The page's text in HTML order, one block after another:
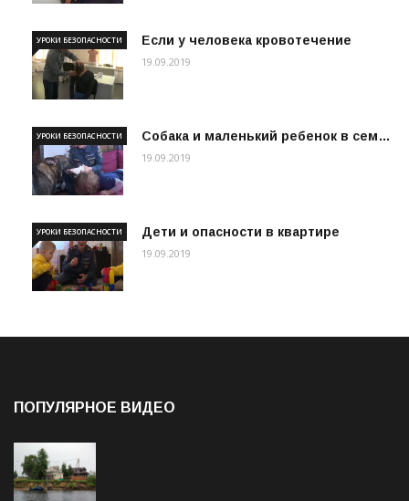
Если у человека кровотечение
УРОКИ БЕЗОПАСНОСТИ
19.09.2019
Собака и маленький ребенок в сем…
УРОКИ БЕЗОПАСНОСТИ
19.09.2019
Дети и опасности в квартире
УРОКИ БЕЗОПАСНОСТИ
19.09.2019
ПОПУЛЯРНОЕ ВИДЕО